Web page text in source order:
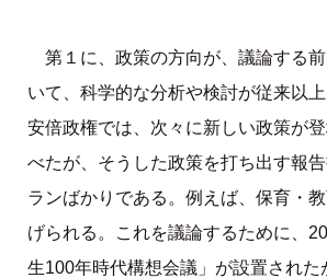
第１に、政策の方向が、議論する
いて、科学的な分析や検討が従来以上
安倍政権では、次々に新しい政策が
べたが、そうした政策を打ち出す報
ランばかりである。例えば、保育・
げられる。これを議論するために、
生100年時代構想会議」が設置された